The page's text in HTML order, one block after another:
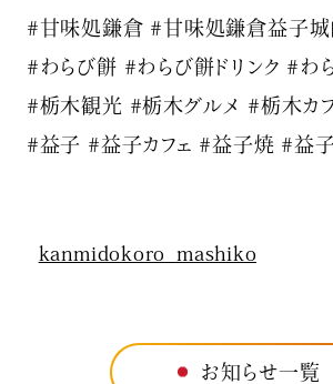
#甘味処鎌倉 #甘味処鎌倉益子城
#わらび餅 #わらび餅ドリンク #わ
#栃木観光 #栃木グルメ #栃木カ
#益子 #益子カフェ #益子焼 #益
kanmidokoro_mashiko
お知らせ一覧